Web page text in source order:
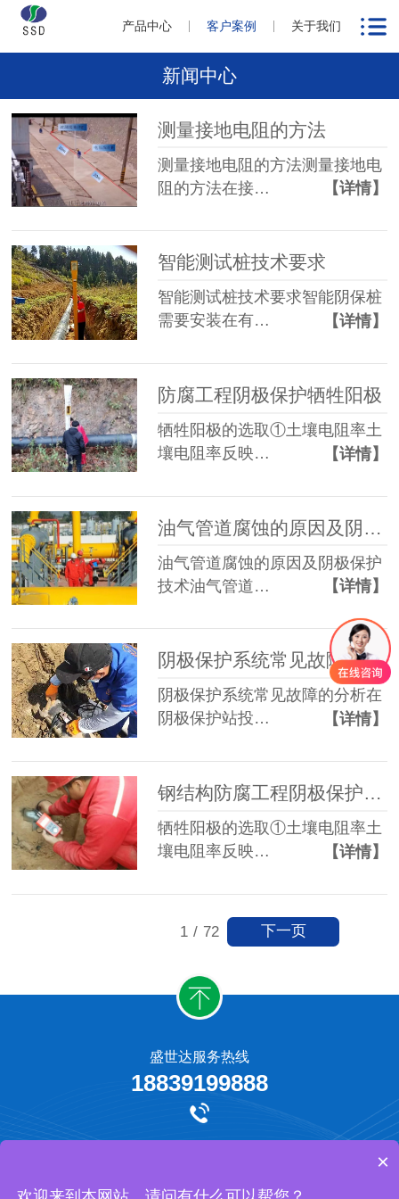
产品中心 客户案例 关于我们
新闻中心
测量接地电阻的方法
测量接地电阻的方法测量接地电
阻的方法在接…
【详情】
智能测试桩技术要求
智能测试桩技术要求智能阴保桩
需要安装在有…
【详情】
防腐工程阴极保护牺牲阳极
牺牲阳极的选取①土壤电阻率土
壤电阻率反映…
【详情】
油气管道腐蚀的原因及阴极保护技术
油气管道腐蚀的原因及阴极保护
技术油气管道…
【详情】
阴极保护系统常见故障的分析 ​​
阴极保护系统常见故障的分析在
阴极保护站投…
【详情】
钢结构防腐工程阴极保护牺牲阳极
牺牲阳极的选取①土壤电阻率土
壤电阻率反映…
【详情】
1 / 72 下一页
盛世达服务热线
18839199888
×